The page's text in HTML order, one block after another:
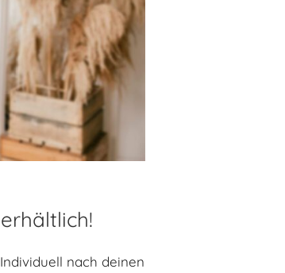
nach deinen